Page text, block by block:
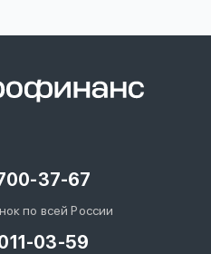
37-67
по всей России
03-59